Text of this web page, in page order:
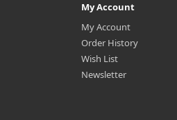
My Account
My Account
Order History
Wish List
Newsletter